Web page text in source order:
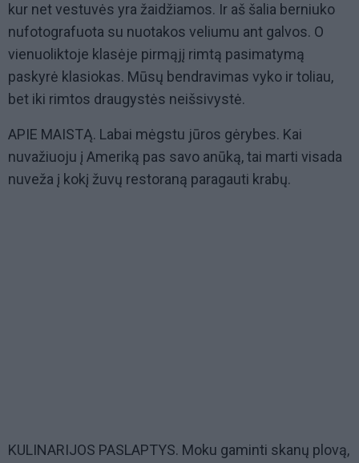
kur net vestuvės yra žaidžiamos. Ir aš šalia berniuko
nufotografuota su nuotakos veliumu ant galvos. O
vienuoliktoje klasėje pirmąjį rimtą pasimatymą
paskyrė klasiokas. Mūsų bendravimas vyko ir toliau,
bet iki rimtos draugystės neišsivystė.
APIE MAISTĄ. Labai mėgstu jūros gėrybes. Kai
nuvažiuoju į Ameriką pas savo anūką, tai marti visada
nuveža į kokį žuvų restoraną paragauti krabų.
KULINARIJOS PASLAPTYS. Moku gaminti skanų plovą,